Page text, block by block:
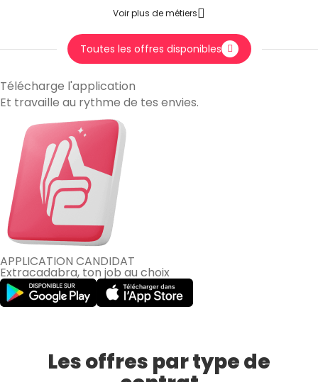
Voir plus de métiers
Toutes les offres disponibles
Télécharge l'application
Et travaille au rythme de tes envies.
APPLICATION CANDIDAT
Extracadabra, ton job au choix
Les offres par type de